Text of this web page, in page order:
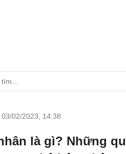
02/2023 14:38
là gì? Những